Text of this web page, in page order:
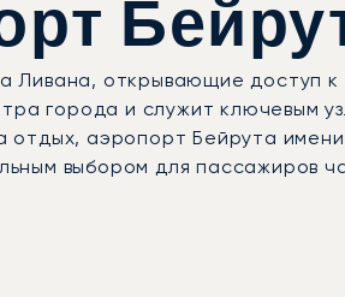
Бейрут
открывающие доступ к
города и служит ключевым
отдых, аэропорт Бейрута
выбором для пассажиров